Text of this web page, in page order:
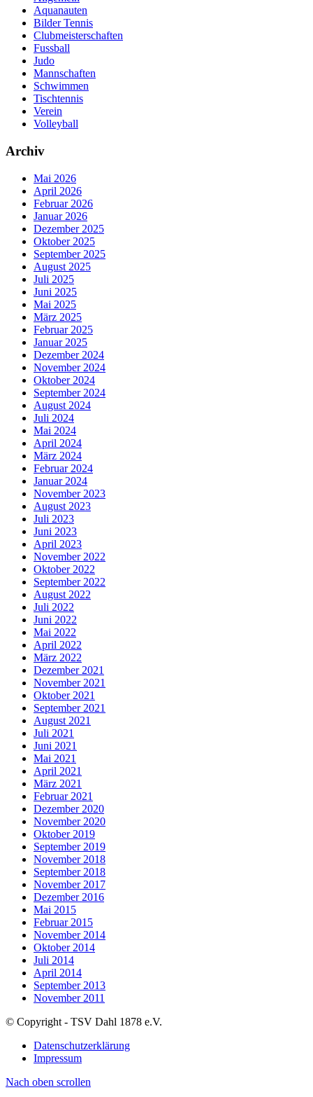
Aquanauten
Bilder Tennis
Clubmeisterschaften
Fussball
Judo
Mannschaften
Schwimmen
Tischtennis
Verein
Volleyball
Archiv
Mai 2026
April 2026
Februar 2026
Januar 2026
Dezember 2025
Oktober 2025
September 2025
August 2025
Juli 2025
Juni 2025
Mai 2025
März 2025
Februar 2025
Januar 2025
Dezember 2024
November 2024
Oktober 2024
September 2024
August 2024
Juli 2024
Mai 2024
April 2024
März 2024
Februar 2024
Januar 2024
November 2023
August 2023
Juli 2023
Juni 2023
April 2023
November 2022
Oktober 2022
September 2022
August 2022
Juli 2022
Juni 2022
Mai 2022
April 2022
März 2022
Dezember 2021
November 2021
Oktober 2021
September 2021
August 2021
Juli 2021
Juni 2021
Mai 2021
April 2021
März 2021
Februar 2021
Dezember 2020
November 2020
Oktober 2019
September 2019
November 2018
September 2018
November 2017
Dezember 2016
Mai 2015
Februar 2015
November 2014
Oktober 2014
Juli 2014
April 2014
September 2013
November 2011
© Copyright - TSV Dahl 1878 e.V.
Datenschutzerklärung
Impressum
Nach oben scrollen